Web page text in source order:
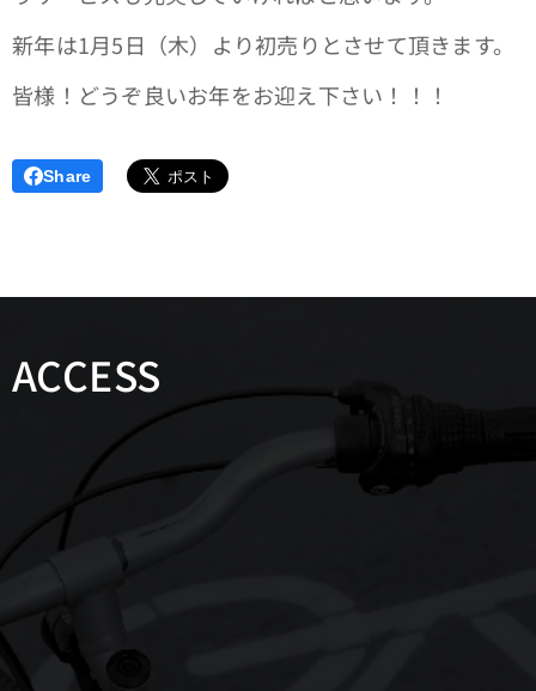
新年は1月5日（木）より初売りとさせて頂きます。
皆様！どうぞ良いお年をお迎え下さい！！！
Share
ACCESS